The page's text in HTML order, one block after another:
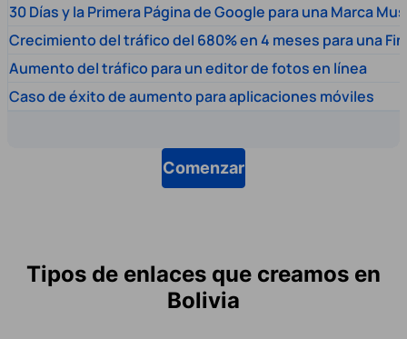
30 Días y la Primera Página de Google para una Marca
Crecimiento del tráfico del 680% en 4 meses para una
Aumento del tráfico para un editor de fotos en línea
Caso de éxito de aumento para aplicaciones móviles
Comenzar
Tipos de enlaces que creamos en
Bolivia